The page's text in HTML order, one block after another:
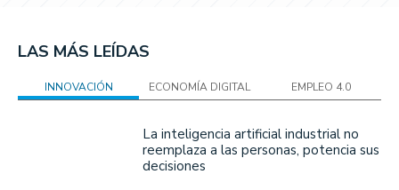
LAS MÁS LEÍDAS
INNOVACIÓN ECONOMÍA DIGITAL EMPLEO 4.0
La inteligencia artificial industrial no
reemplaza a las personas, potencia sus
decisiones